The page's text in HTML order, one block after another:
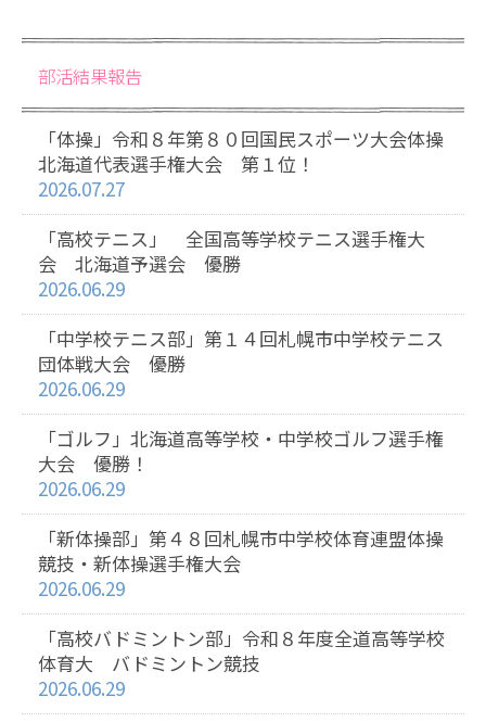
部活結果報告
「体操」令和８年第８０回国民スポーツ大会体操
北海道代表選手権大会 第１位！
2026.07.27
「高校テニス」 全国高等学校テニス選手権大
会 北海道予選会 優勝
2026.06.29
「中学校テニス部」第１４回札幌市中学校テニス
団体戦大会 優勝
2026.06.29
「ゴルフ」北海道高等学校・中学校ゴルフ選手権
大会 優勝！
2026.06.29
「新体操部」第４８回札幌市中学校体育連盟体操
競技・新体操選手権大会
2026.06.29
「高校バドミントン部」令和８年度全道高等学校
体育大 バドミントン競技
2026.06.29